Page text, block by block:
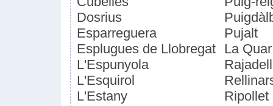
Dosrius
Esparreguera
Esplugues de Llobregat
L'Espunyola
L'Esquirol
L'Estany
Pujalt
La Quar
Rajadell
Ripollet